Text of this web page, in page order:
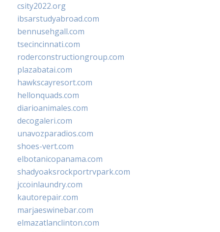
csity2022.org
ibsarstudyabroad.com
bennusehgall.com
tsecincinnati.com
roderconstructiongroup.com
plazabatai.com
hawkscayresort.com
hellonquads.com
diarioanimales.com
decogaleri.com
unavozparadios.com
shoes-vert.com
elbotanicopanama.com
shadyoaksrockportrvpark.com
jccoinlaundry.com
kautorepair.com
marjaeswinebar.com
elmazatlanclinton.com